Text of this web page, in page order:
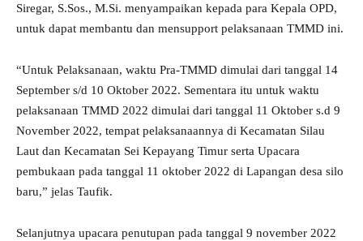
Siregar, S.Sos., M.Si. menyampaikan kepada para Kepala OPD,
untuk dapat membantu dan mensupport pelaksanaan TMMD ini.
“Untuk Pelaksanaan, waktu Pra-TMMD dimulai dari tanggal 14
September s/d 10 Oktober 2022. Sementara itu untuk waktu
pelaksanaan TMMD 2022 dimulai dari tanggal 11 Oktober s.d 9
November 2022, tempat pelaksanaannya di Kecamatan Silau
Laut dan Kecamatan Sei Kepayang Timur serta Upacara
pembukaan pada tanggal 11 oktober 2022 di Lapangan desa silo
baru,” jelas Taufik.
Selanjutnya upacara penutupan pada tanggal 9 november 2022